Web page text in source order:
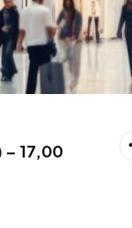
17,00